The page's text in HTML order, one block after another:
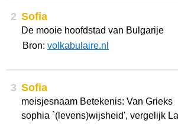
2 Sofia
De mooie hoofdstad van Bulgarije
Bron: volkabulaire.nl
3 Sofia
meisjesnaam Betekenis: Van Grieks
sophia `(levens)wijsheid', vergelijk